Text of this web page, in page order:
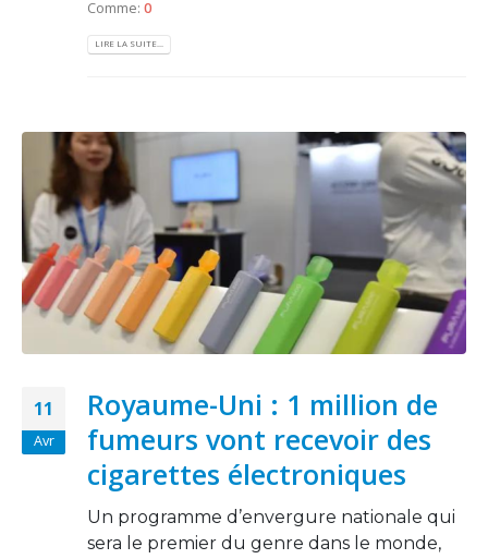
Comme: 0
LIRE LA SUITE...
11
Avr
Royaume-Uni : 1 million de
fumeurs vont recevoir des
cigarettes électroniques
Un programme d’envergure nationale qui
sera le premier du genre dans le monde,